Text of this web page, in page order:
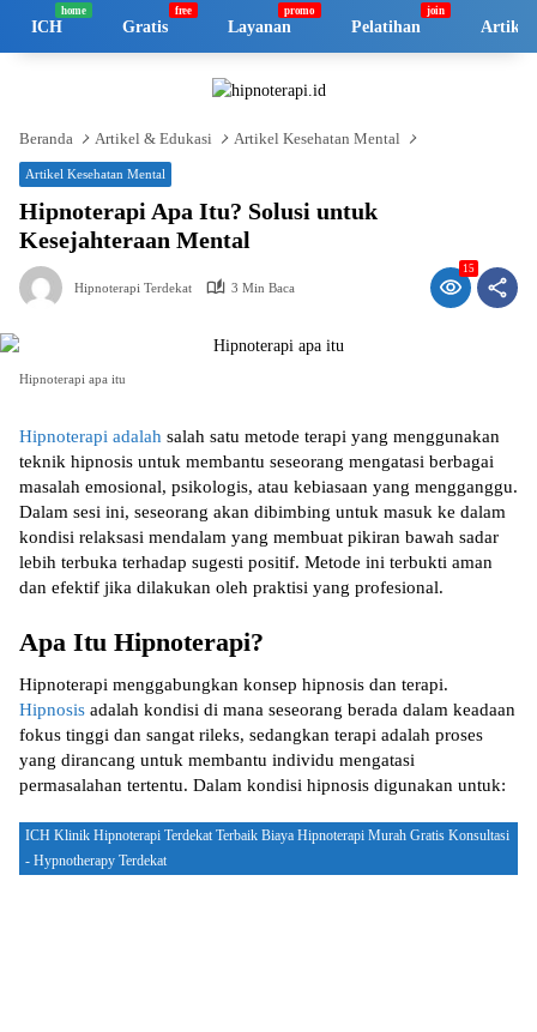
Langsung
ICH Gratis Layanan Pelatihan Artikel
Beranda Artikel & Edukasi Artikel Kesehatan Mental
Artikel Kesehatan Mental
Hipnoterapi Apa Itu? Solusi untuk
Kesejahteraan Mental
Hipnoterapi Terdekat 3 Min Baca
15
Hipnoterapi apa itu
Hipnoterapi adalah salah satu metode terapi yang menggunakan
teknik hipnosis untuk membantu seseorang mengatasi berbagai
masalah emosional, psikologis, atau kebiasaan yang mengganggu.
Dalam sesi ini, seseorang akan dibimbing untuk masuk ke dalam
kondisi relaksasi mendalam yang membuat pikiran bawah sadar
lebih terbuka terhadap sugesti positif. Metode ini terbukti aman
dan efektif jika dilakukan oleh praktisi yang profesional.
Apa Itu Hipnoterapi?
Hipnoterapi menggabungkan konsep hipnosis dan terapi.
Hipnosis adalah kondisi di mana seseorang berada dalam keadaan
fokus tinggi dan sangat rileks, sedangkan terapi adalah proses
yang dirancang untuk membantu individu mengatasi
permasalahan tertentu. Dalam kondisi hipnosis digunakan untuk:
ICH Klinik Hipnoterapi Terdekat Terbaik Biaya Hipnoterapi Murah Gratis Konsultasi
- Hypnotherapy Terdekat